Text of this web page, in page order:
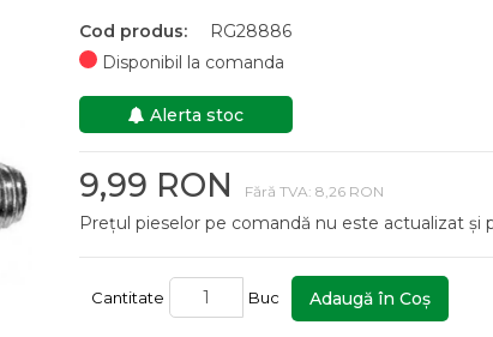
Cod produs:
RG28886
Disponibil la comanda
Alerta stoc
9,99 RON Fără TVA: 8,26 RON
Prețul pieselor pe comandă nu este actualizat și
Cantitate Buc Adaugă în Coş